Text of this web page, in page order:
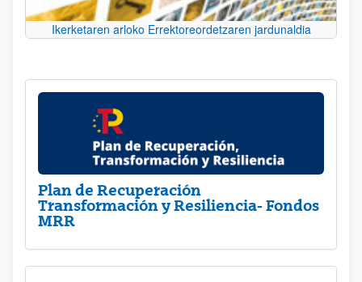
Ikerketaren arloko Errektoreordetzaren jardunaldia
Plan de Recuperación
Transformación y Resiliencia- Fondos
MRR